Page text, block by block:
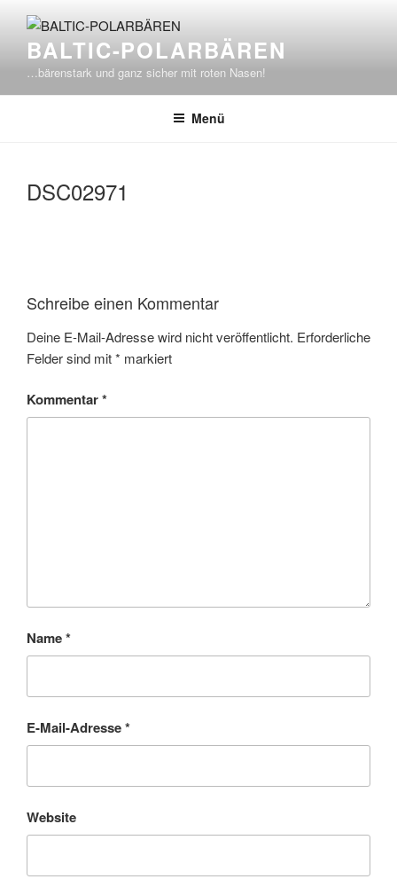
Inhalt
springenBALTIC-POLARBÄREN
…bärenstark und ganz sicher mit roten Nasen!
Menü
DSC02971
Schreibe einen Kommentar
Deine E-Mail-Adresse wird nicht veröffentlicht. Erforderliche
Felder sind mit* markiert
Kommentar*
Name*
E-Mail-Adresse*
Website